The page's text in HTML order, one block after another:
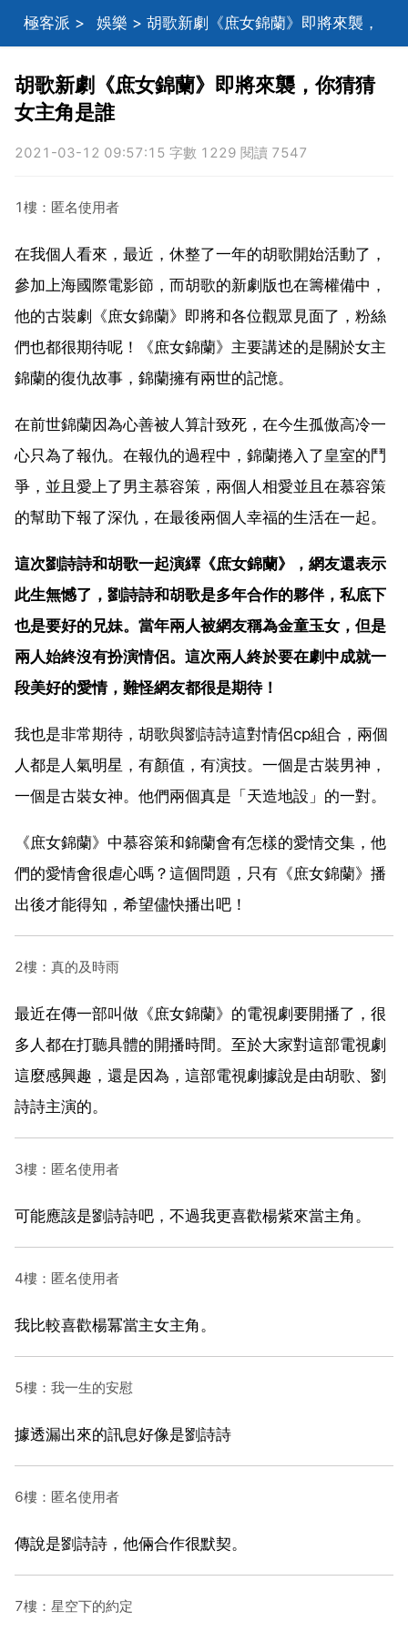
極客派 > 娛樂 > 胡歌新劇《庶女錦蘭》即將來襲，
你猜猜女主角是誰
胡歌新劇《庶女錦蘭》即將來襲，你猜猜
女主角是誰
2021-03-12 09:57:15 字數 1229 閱讀 7547
1樓：匿名使用者
在我個人看來，最近，休整了一年的胡歌開始活動了，
參加上海國際電影節，而胡歌的新劇版也在籌權備中，
他的古裝劇《庶女錦蘭》即將和各位觀眾見面了，粉絲
們也都很期待呢！《庶女錦蘭》主要講述的是關於女主
錦蘭的復仇故事，錦蘭擁有兩世的記憶。
在前世錦蘭因為心善被人算計致死，在今生孤傲高冷一
心只為了報仇。在報仇的過程中，錦蘭捲入了皇室的鬥
爭，並且愛上了男主慕容策，兩個人相愛並且在慕容策
的幫助下報了深仇，在最後兩個人幸福的生活在一起。
這次劉詩詩和胡歌一起演繹《庶女錦蘭》，網友還表示
此生無憾了，劉詩詩和胡歌是多年合作的夥伴，私底下
也是要好的兄妹。當年兩人被網友稱為金童玉女，但是
兩人始終沒有扮演情侶。這次兩人終於要在劇中成就一
段美好的愛情，難怪網友都很是期待！
我也是非常期待，胡歌與劉詩詩這對情侶cp組合，兩個
人都是人氣明星，有顏值，有演技。一個是古裝男神，
一個是古裝女神。他們兩個真是「天造地設」的一對。
《庶女錦蘭》中慕容策和錦蘭會有怎樣的愛情交集，他
們的愛情會很虐心嗎？這個問題，只有《庶女錦蘭》播
出後才能得知，希望儘快播出吧！
2樓：真的及時雨
最近在傳一部叫做《庶女錦蘭》的電視劇要開播了，很
多人都在打聽具體的開播時間。至於大家對這部電視劇
這麼感興趣，還是因為，這部電視劇據說是由胡歌、劉
詩詩主演的。
3樓：匿名使用者
可能應該是劉詩詩吧，不過我更喜歡楊紫來當主角。
4樓：匿名使用者
我比較喜歡楊冪當主女主角。
5樓：我一生的安慰
據透漏出來的訊息好像是劉詩詩
6樓：匿名使用者
傳說是劉詩詩，他倆合作很默契。
7樓：星空下的約定